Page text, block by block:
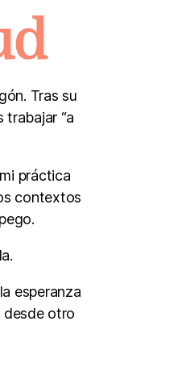
Tras su
“a
práctica
contextos
esperanza
desde otro